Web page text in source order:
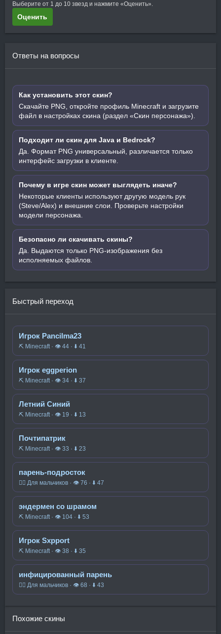
Выберите от 1 до 10 звезд и нажмите «Оценить».
Оценить
Ответы на вопросы
Как установить этот скин?
Скачайте PNG, откройте профиль Minecraft и загрузите
файл в настройках скина (раздел «Скин персонажа»).
Подходит ли скин для Java и Bedrock?
Да. Формат PNG универсальный, различается только
интерфейс загрузки в клиенте.
Почему в игре скин может выглядеть иначе?
Некоторые клиенты используют другую модель рук
(Steve/Alex) и внешние слои. Проверьте настройки
модели персонажа.
Безопасно ли скачивать скины?
Да. Выдаются только PNG-изображения без
исполняемых файлов.
Быстрый переход
Игрок Pancilma23
⛏️ Minecraft · 👁 44 · ⬇ 41
Игрок eggperion
⛏️ Minecraft · 👁 34 · ⬇ 37
Летний Синий
⛏️ Minecraft · 👁 19 · ⬇ 13
Почтипатрик
⛏️ Minecraft · 👁 33 · ⬇ 23
парень-подросток
🧍‍♂️ Для мальчиков · 👁 76 · ⬇ 47
эндермен со шрамом
⛏️ Minecraft · 👁 104 · ⬇ 53
Игрок Sxpport
⛏️ Minecraft · 👁 38 · ⬇ 35
инфицированный парень
🧍‍♂️ Для мальчиков · 👁 68 · ⬇ 43
Похожие скины